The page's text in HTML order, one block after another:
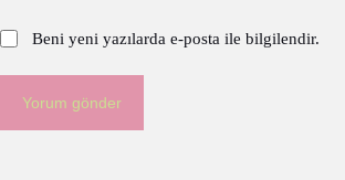
Beni yeni yazılarda e-posta ile bilgilendir.
Yorum gönder